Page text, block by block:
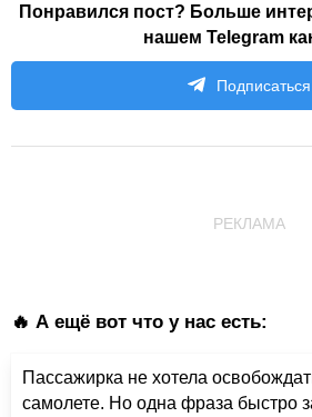
Понравился пост? Больше
нашем Telegram
Подписаться
РЕКЛАМА
🔥 А ещё вот что у нас есть:
Пассажирка не хотела
самолете. Но одна фраза быстро